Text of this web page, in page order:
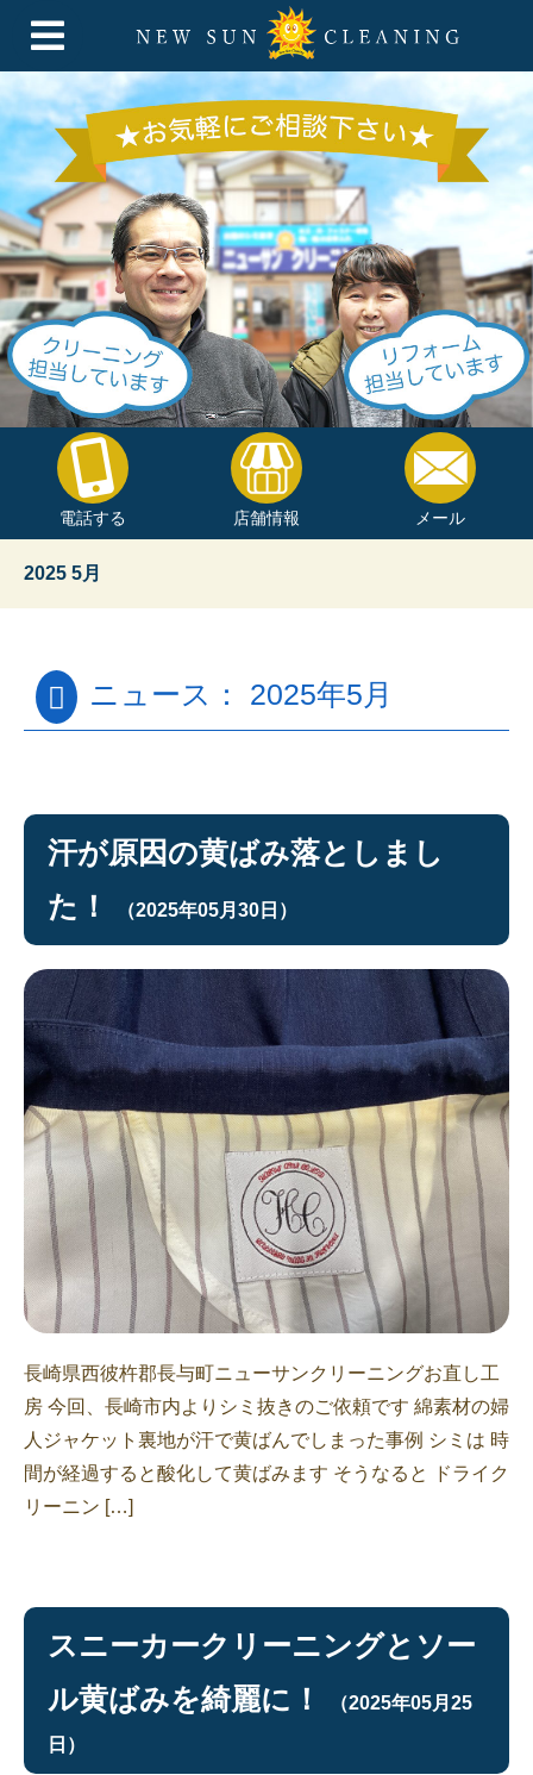
電話する 店舗情報 メール
2025 5月
ニュース： 2025年5月
汗が原因の黄ばみ落としまし
た！
（2025年05月30日）
長崎県西彼杵郡長与町ニューサンクリーニングお直し工
房 今回、長崎市内よりシミ抜きのご依頼です 綿素材の婦
人ジャケット裏地が汗で黄ばんでしまった事例 シミは 時
間が経過すると酸化して黄ばみます そうなると ドライク
リーニン […]
スニーカークリーニングとソー
ル黄ばみを綺麗に！
（2025年05月25
日）